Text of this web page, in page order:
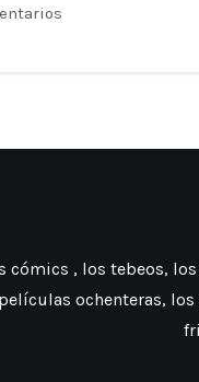
cómics , los tebeos,
ochenteras,